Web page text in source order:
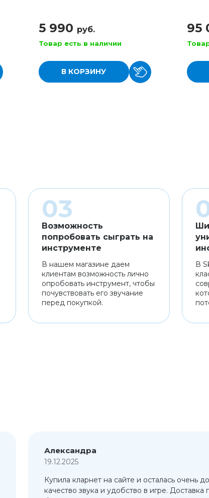
5 990 руб.
Товар есть в наличии
В КОРЗИНУ
95
Возможность
попробовать сыграть на
инструменте
В нашем магазине даем
клиентам возможность лично
опробовать инструмент, чтобы
почувствовать его звучание
перед покупкой.
В
Александра
19.12.2025
Купила кларнет на сайте и осталась очень
качество звука и удобство в игре.